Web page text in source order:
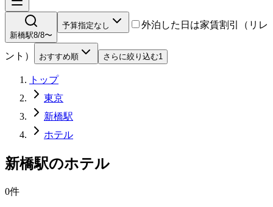
新橋駅8/8〜
予算指定なし 外泊した日は家賃割引（リレ
ント） おすすめ順 さらに絞り込む1
トップ
東京
新橋駅
ホテル
新橋駅のホテル
0件